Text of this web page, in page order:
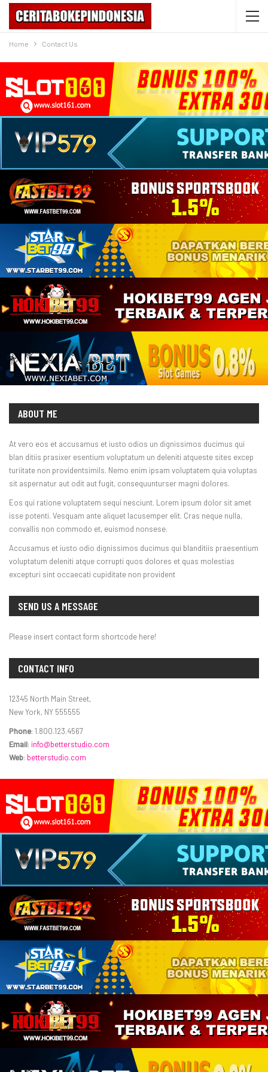
Home Contact Us
ABOUT ME
At vero eos et accusamus et iusto odios un dignissimos ducimus qui
blan ditiis prasixer esentium voluptatum un deleniti atqueste sites excep
turiitate non providentsimils. Nemo enim ipsam voluptatem quia voluptas
sit aspernatur aut odit aut fugit, consequunturser magni dolores.
Eos qui ratione voluptatem sequi nesciunt. Lorem ipsum dolor sit amet
isse potenti. Vesquam ante aliquet lacusemper elit. Cras neque nulla,
convallis non commodo et, euismod nonsese.
Accusamus et iusto odio dignissimos ducimus qui blanditiis praesentium
voluptatum deleniti atque corrupti quos dolores et quas molestias
excepturi sint occaecati cupiditate non provident
SEND US A MESSAGE
Please insert contact form shortcode here!
CONTACT INFO
12345 North Main Street,
New York, NY 555555
Phone: 1.800.123.4567
Email: info@betterstudio.com
Web: betterstudio.com